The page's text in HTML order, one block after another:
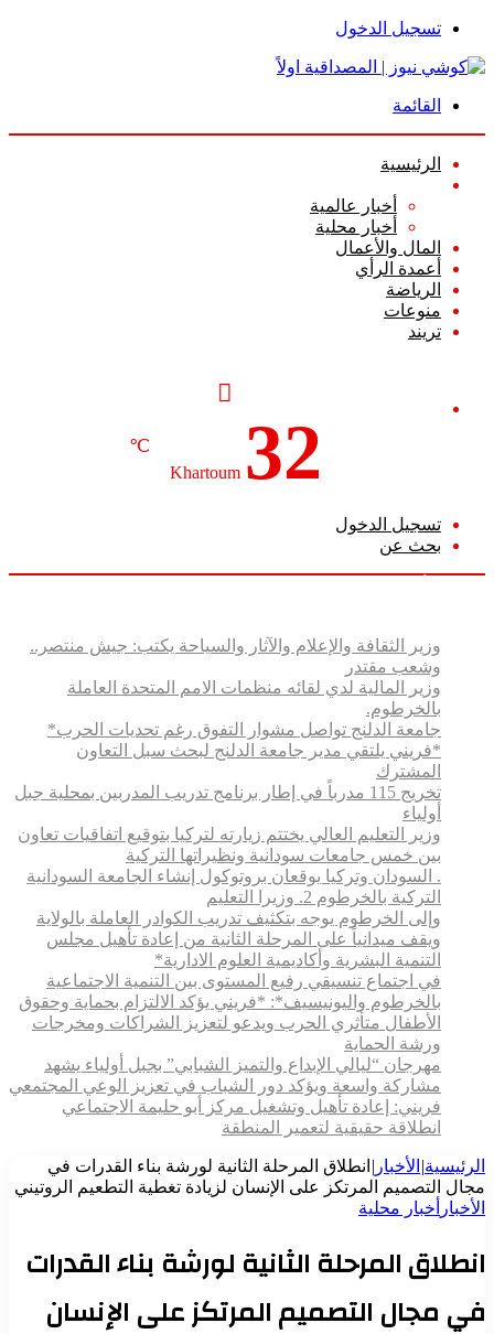
تسجيل الدخول
القائمة
الرئيسية
أخبار عالمية
أخبار محلية
المال والأعمال
أعمدة الرأي
الرياضة
منوعات
تريند
Khartoum 32
℃
تسجيل الدخول
بحث عن
وزير الثقافة والإعلام والآثار والسياحة يكتب: جيش منتصر..
وشعب مقتدر
وزير المالية لدي لقائه منظمات الامم المتحدة العاملة
بالخرطوم.
جامعة الدلنج تواصل مشوار التفوق رغم تحديات الحرب*
*فريني يلتقي مدير جامعة الدلنج لبحث سبل التعاون
المشترك
تخريج 115 مدرباً في إطار برنامج تدريب المدربين بمحلية جبل
أولياء
وزير التعليم العالي يختتم زيارته لتركيا بتوقيع اتفاقيات تعاون
بين خمس جامعات سودانية ونظيراتها التركية
. السودان وتركيا يوقعان بروتوكول إنشاء الجامعة السودانية
التركية بالخرطوم 2. وزيرا التعليم
وإلى الخرطوم يوجه بتكثيف تدريب الكوادر العاملة بالولاية
ويقف ميدانياً على المرحلة الثانية من إعادة تأهيل مجلس
التنمية البشرية وأكاديمية العلوم الادارية*
في اجتماع تنسيقي رفيع المستوى بين التنمية الاجتماعية
بالخرطوم واليونيسيف*: *​فريني يؤكد الالتزام بحماية وحقوق
الأطفال متأثري الحرب ويدعو لتعزيز الشراكات ومخرجات
ورشة الحماية
مهرجان “ليالي الإبداع والتميز الشبابي” بجبل أولياء يشهد
مشاركة واسعة ويؤكد دور الشباب في تعزيز الوعي المجتمعي
فريني: إعادة تأهيل وتشغيل مركز أبو حليمة الاجتماعي
انطلاقة حقيقية لتعمير المنطقة
الرئيسية| الأخبار | انطلاق المرحلة الثانية لورشة بناء القدرات في
مجال التصميم المرتكز على الإنسان لزيادة تغطية التطعيم الروتيني
الأخبار أخبار محلية
انطلاق المرحلة الثانية لورشة بناء القدرات
في مجال التصميم المرتكز على الإنسان